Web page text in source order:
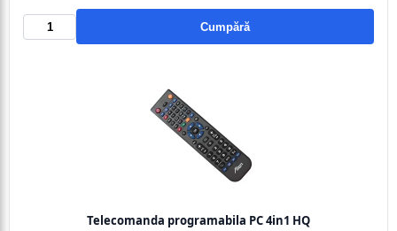
Cumpără
Telecomanda programabila PC 4in1 HQ